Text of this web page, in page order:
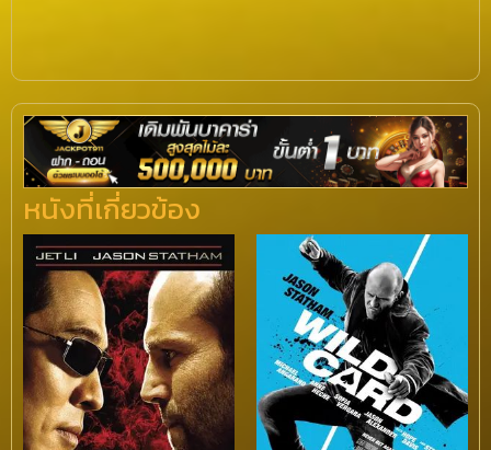
หนังที่เกี่ยวข้อง